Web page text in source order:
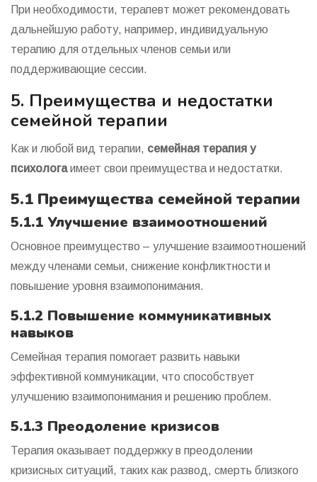
При необходимости, терапевт может рекомендовать
дальнейшую работу, например, индивидуальную
терапию для отдельных членов семьи или
поддерживающие сессии.
5. Преимущества и недостатки
семейной терапии
Как и любой вид терапии, семейная терапия у
психологаимеет свои преимущества и недостатки.
5.1 Преимущества семейной терапии
5.1.1 Улучшение взаимоотношений
Основное преимущество – улучшение взаимоотношений
между членами семьи, снижение конфликтности и
повышение уровня взаимопонимания.
5.1.2 Повышение коммуникативных
навыков
Семейная терапия помогает развить навыки
эффективной коммуникации, что способствует
улучшению взаимопонимания и решению проблем.
5.1.3 Преодоление кризисов
Терапия оказывает поддержку в преодолении
кризисных ситуаций, таких как развод, смерть близкого